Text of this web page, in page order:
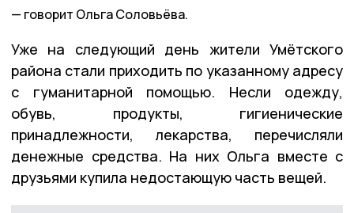
говорит Ольга Соловьёва.
Уже на следующий день жители Умётского
района стали приходить по указанному адресу
с гуманитарной помощью. Несли одежду,
обувь, продукты, гигиенические
принадлежности, лекарства, перечисляли
денежные средства. На них Ольга вместе с
друзьями купила недостающую часть вещей.